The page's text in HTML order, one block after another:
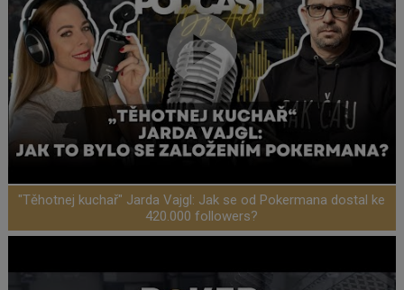
"Těhotnej kuchař" Jarda Vajgl: Jak se od Pokermana dostal ke
420.000 followers?